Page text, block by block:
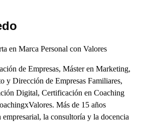
en Marca Personal con Valores
de Empresas, Máster en Marketing,
y Dirección de Empresas Familiares,
Digital, Certificación en Coaching
Más de 15 años
la consultoría y la docencia